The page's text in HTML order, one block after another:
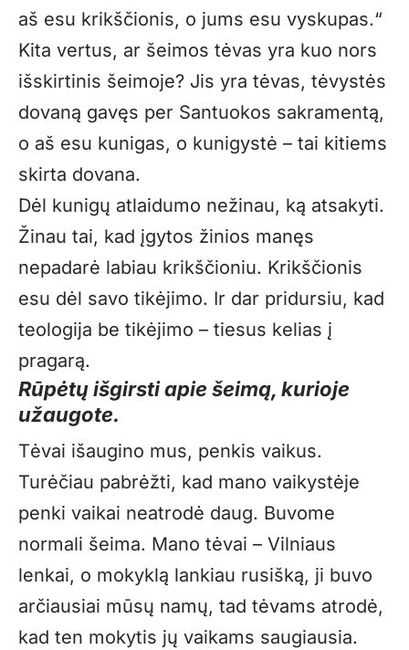
aš esu krikščionis, o jums esu vyskupas.“
Kita vertus, ar šeimos tėvas yra kuo nors
išskirtinis šeimoje? Jis yra tėvas, tėvystės
dovaną gavęs per Santuokos sakramentą,
o aš esu kunigas, o kunigystė – tai kitiems
skirta dovana.
Dėl kunigų atlaidumo nežinau, ką atsakyti.
Žinau tai, kad įgytos žinios manęs
nepadarė labiau krikščioniu. Krikščionis
esu dėl savo tikėjimo. Ir dar pridursiu, kad
teologija be tikėjimo – tiesus kelias į
pragarą.
Rūpėtų išgirsti apie šeimą, kurioje
užaugote.
Tėvai išaugino mus, penkis vaikus.
Turėčiau pabrėžti, kad mano vaikystėje
penki vaikai neatrodė daug. Buvome
normali šeima. Mano tėvai – Vilniaus
lenkai, o mokyklą lankiau rusišką, ji buvo
arčiausiai mūsų namų, tad tėvams atrodė,
kad ten mokytis jų vaikams saugiausia.